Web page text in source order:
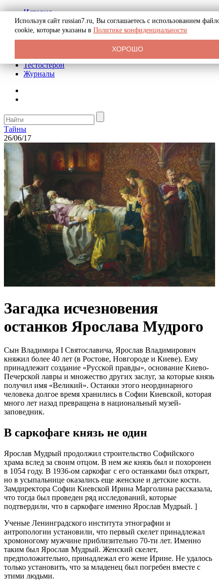
История
Биография
Криминал
Реклама на сайте
Тестостерон
Журналы
Тайны
26/06/17
Загадка исчезновения
останков Ярослава Мудрого
Сын Владимира I Святославича, Ярослав Владимирович
княжил более 40 лет (в Ростове, Новгороде и Киеве). Ему
принадлежит создание «Русской правды», основание Киево-
Печерской лавры и множество других заслуг, за которые князь
получил имя «Великий». Останки этого неординарного
человека долгое время хранились в Софии Киевской, которая
много лет назад превращена в национальный музей-
заповедник.
В саркофаге князь не один
Ярослав Мудрый продолжил строительство Софийского
храма вслед за своим отцом. В нем же князь был и похоронен
в 1054 году. В 1936-ом саркофаг с его останками был открыт,
но в усыпальнице оказались еще женские и детские кости.
Замдиректора Софии Киевской Ирина Марголина рассказала,
что тогда был проведен ряд исследований, которые
подтвердили, что в саркофаге именно Ярослав Мудрый. ]
Ученые Ленинградского института этнографии и
антропологии установили, что первый скелет принадлежал
хромоногому мужчине приблизительно 70-ти лет. Именно
таким был Ярослав Мудрый. Женский скелет,
предположительно, принадлежал его жене Ирине. Не удалось
только установить, что за младенец был погребен вместе с
этими людьми.
Используя сайт russian7.ru, Вы соглашаетесь с использованием
cookie, которые указаны в Политике конфиденциальности
ХОРОШО